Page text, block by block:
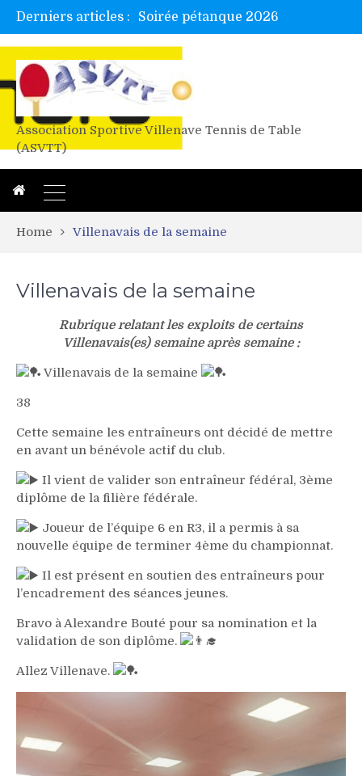
Derniers articles :
Tetelle et Wawa en bretagne
Alex valide l’EF
Titres de Gironde loisirs 2026
Association Sportive Villenave Tennis de Table
(ASVTT)
Home Villenavais de la semaine
Villenavais de la semaine
Rubrique relatant les exploits de certains
Villenavais(es) semaine après semaine :
Villenavais de la semaine
38
Cette semaine les entraîneurs ont décidé de mettre
en avant un bénévole actif du club.
Il vient de valider son entraîneur fédéral, 3ème
diplôme de la filière fédérale.
Joueur de l’équipe 6 en R3, il a permis à sa
nouvelle équipe de terminer 4ème du championnat.
Il est présent en soutien des entraîneurs pour
l’encadrement des séances jeunes.
Bravo à Alexandre Bouté pour sa nomination et la
validation de son diplôme.
Allez Villenave.